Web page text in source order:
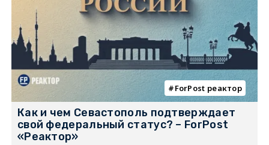
ForPost реактор
Как и чем Севастополь подтверждает
свой федеральный статус? – ForPost
«Реактор»